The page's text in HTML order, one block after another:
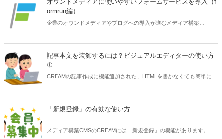
オウンドメディアに使いやすいフォームサービスを導入（f
ormrun編）
企業のオウンドメディアやブログへの導入が進むメディア構築
フォームサービス「formrun」を埋め込み導入します。
記事本文を装飾するには？ビジュアルエディターの使い方
①
CREAMの記事作成に機能追加された、HTMLを書かなくても簡単に太
「新規登録」の有効な使い方
メディア構築CMSのCREAMには「新規登録」の機能があります。会